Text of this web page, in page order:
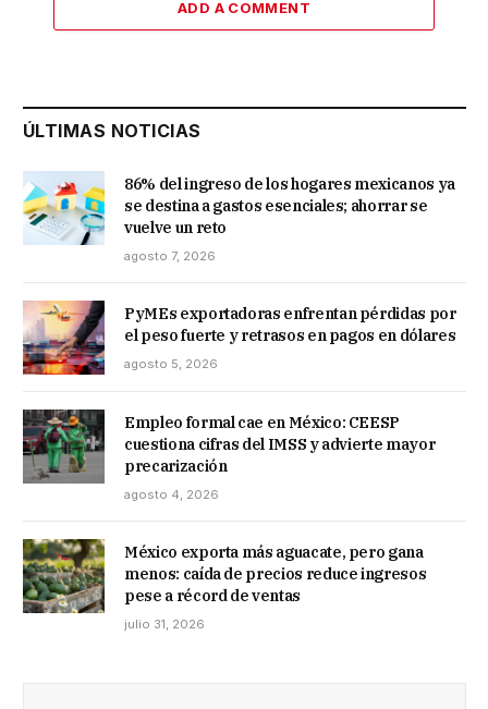
ADD A COMMENT
ÚLTIMAS NOTICIAS
86% del ingreso de los hogares mexicanos ya
se destina a gastos esenciales; ahorrar se
vuelve un reto
agosto 7, 2026
PyMEs exportadoras enfrentan pérdidas por
el peso fuerte y retrasos en pagos en dólares
agosto 5, 2026
Empleo formal cae en México: CEESP
cuestiona cifras del IMSS y advierte mayor
precarización
agosto 4, 2026
México exporta más aguacate, pero gana
menos: caída de precios reduce ingresos
pese a récord de ventas
julio 31, 2026